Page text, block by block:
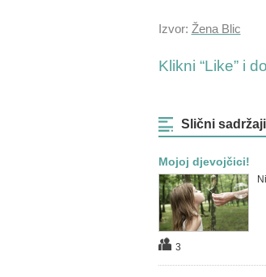
Izvor: Žena Blic
Klikni “Like” i
Slični
Mojoj djevojčici!
3